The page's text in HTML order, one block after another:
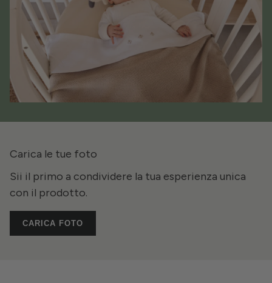
Carica le tue foto
Sii il primo a condividere la tua esperienza unica
con il prodotto.
CARICA FOTO